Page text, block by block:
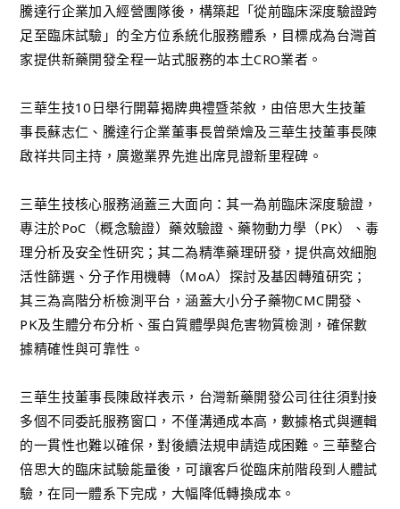
騰達行企業加入經營團隊後，構築起「從前臨床深度驗證跨
足至臨床試驗」的全方位系統化服務體系，目標成為台灣首
家提供新藥開發全程一站式服務的本土CRO業者。
三華生技10日舉行開幕揭牌典禮暨茶敘，由倍思大生技董
事長蘇志仁、騰達行企業董事長曾榮燴及三華生技董事長陳
啟祥共同主持，廣邀業界先進出席見證新里程碑。
三華生技核心服務涵蓋三大面向：其一為前臨床深度驗證，
專注於PoC（概念驗證）藥效驗證、藥物動力學（PK）、毒
理分析及安全性研究；其二為精準藥理研發，提供高效細胞
活性篩選、分子作用機轉（MoA）探討及基因轉殖研究；
其三為高階分析檢測平台，涵蓋大小分子藥物CMC開發、
PK及生體分布分析、蛋白質體學與危害物質檢測，確保數
據精確性與可靠性。
三華生技董事長陳啟祥表示，台灣新藥開發公司往往須對接
多個不同委託服務窗口，不僅溝通成本高，數據格式與邏輯
的一貫性也難以確保，對後續法規申請造成困難。三華整合
倍思大的臨床試驗能量後，可讓客戶從臨床前階段到人體試
驗，在同一體系下完成，大幅降低轉換成本。